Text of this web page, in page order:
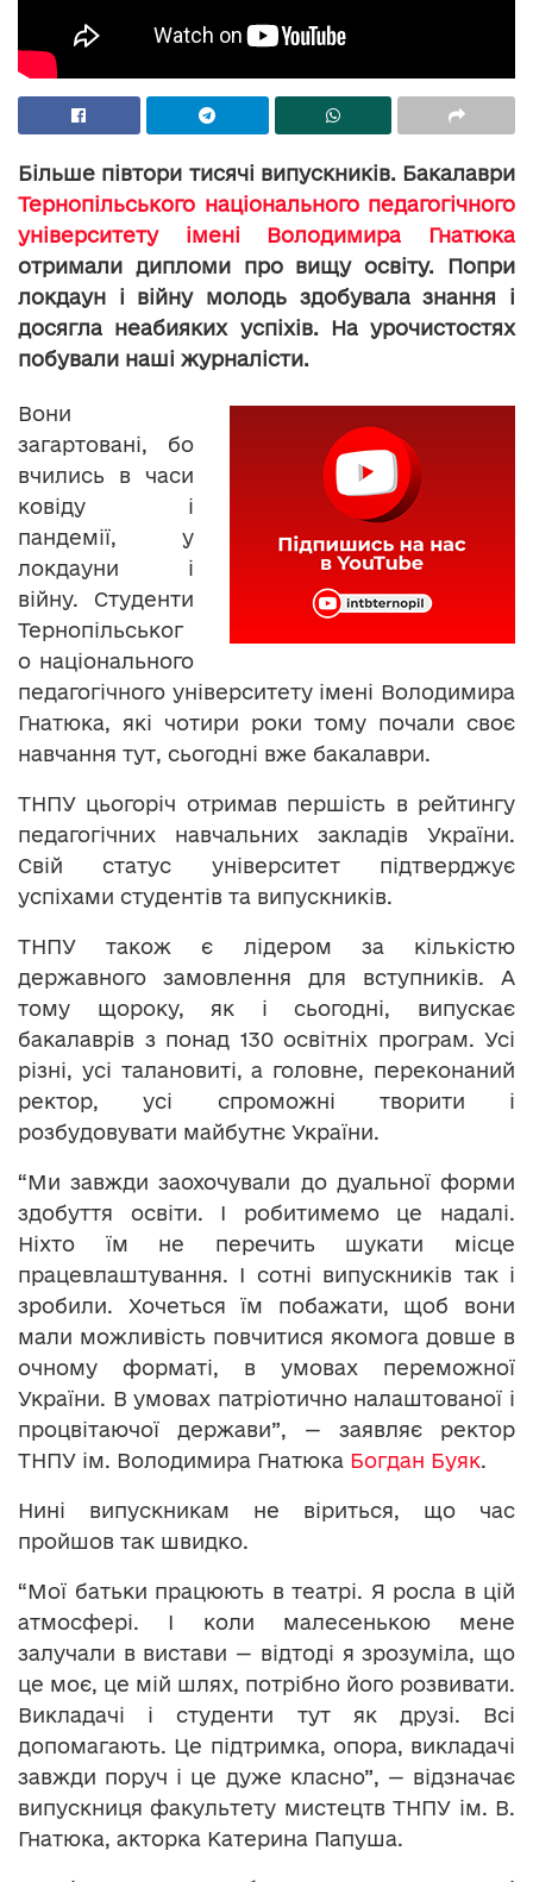
Більше півтори тисячі випускників. Бакалаври
Тернопільського національного педагогічного
університету імені Володимира Гнатюка
отримали дипломи про вищу освіту. Попри
локдаун і війну молодь здобувала знання і
досягла неабияких успіхів. На урочистостях
побували наші журналісти.
Вони
загартовані, бо
вчились в часи
ковіду і
пандемії, у
локдауни і
війну. Студенти
Тернопільськог
о національного
педагогічного університету імені Володимира
Гнатюка, які чотири роки тому почали своє
навчання тут, сьогодні вже бакалаври.
ТНПУ цьогоріч отримав першість в рейтингу
педагогічних навчальних закладів України.
Свій статус університет підтверджує
успіхами студентів та випускників.
ТНПУ також є лідером за кількістю
державного замовлення для вступників. А
тому щороку, як і сьогодні, випускає
бакалаврів з понад 130 освітніх програм. Усі
різні, усі талановиті, а головне, переконаний
ректор, усі спроможні творити і
розбудовувати майбутнє України.
“Ми завжди заохочували до дуальної форми
здобуття освіти. І робитимемо це надалі.
Ніхто їм не перечить шукати місце
працевлаштування. І сотні випускників так і
зробили. Хочеться їм побажати, щоб вони
мали можливість повчитися якомога довше в
очному форматі, в умовах переможної
України. В умовах патріотично налаштованої і
процвітаючої держави”, — заявляє ректор
ТНПУ ім. Володимира Гнатюка Богдан Буяк.
Нині випускникам не віриться, що час
пройшов так швидко.
“Мої батьки працюють в театрі. Я росла в цій
атмосфері. І коли малесенькою мене
залучали в вистави — відтоді я зрозуміла, що
це моє, це мій шлях, потрібно його розвивати.
Викладачі і студенти тут як друзі. Всі
допомагають. Це підтримка, опора, викладачі
завжди поруч і це дуже класно”, — відзначає
випускниця факультету мистецтв ТНПУ ім. В.
Гнатюка, акторка Катерина Папуша.